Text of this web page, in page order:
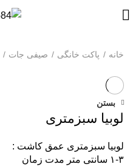
خانه پاکت خانگی صیفی جات
بستن
لوبیا سبزمتری
لوبیا سبزمتری عمق کاشت :
۳-۱ سانتی متر مدت زمان